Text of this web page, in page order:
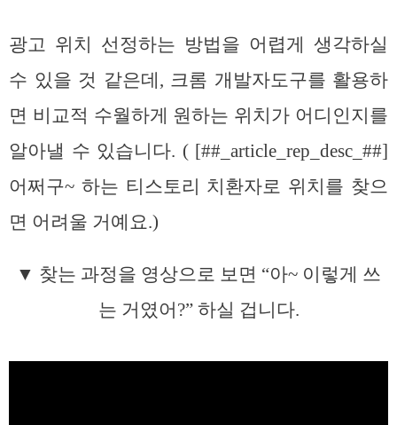
광고 위치 선정하는 방법을 어렵게 생각하실
수 있을 것 같은데, 크롬 개발자도구를 활용하
면 비교적 수월하게 원하는 위치가 어디인지를
알아낼 수 있습니다. ( [##_article_rep_desc_##]
어쩌구~ 하는 티스토리 치환자로 위치를 찾으
면 어려울 거예요.)
▼ 찾는 과정을 영상으로 보면 “아~ 이렇게 쓰
는 거였어?” 하실 겁니다.